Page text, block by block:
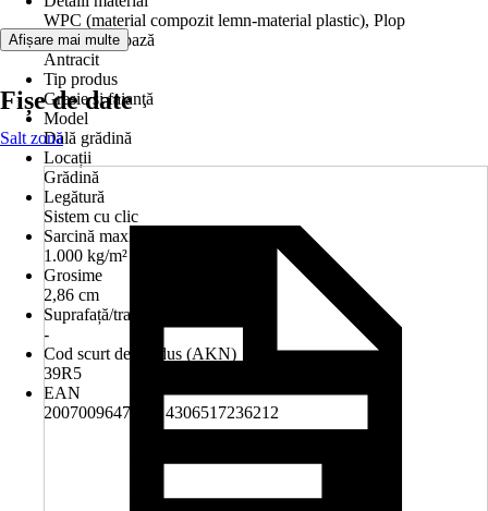
WPC (material compozit lemn-material plastic), Plop
Culoare de bază
Antracit
Tip produs
Gresie şi faianţă
Model
Dală grădină
Locații
Grădină
Legătură
Sistem cu clic
Sarcină maximă de încărcare
1.000 kg/m²
Grosime
2,86 cm
Suprafață/tratare suprafață
-
Cod scurt de produs (AKN)
39R5
EAN
2007009647296, 4306517236212
Afișare mai multe
Fișe de date
Salt zonă